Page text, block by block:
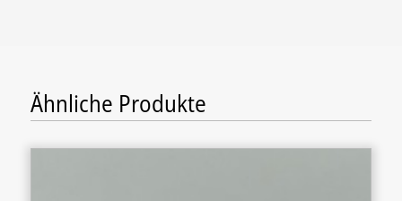
Ähnliche Produkte